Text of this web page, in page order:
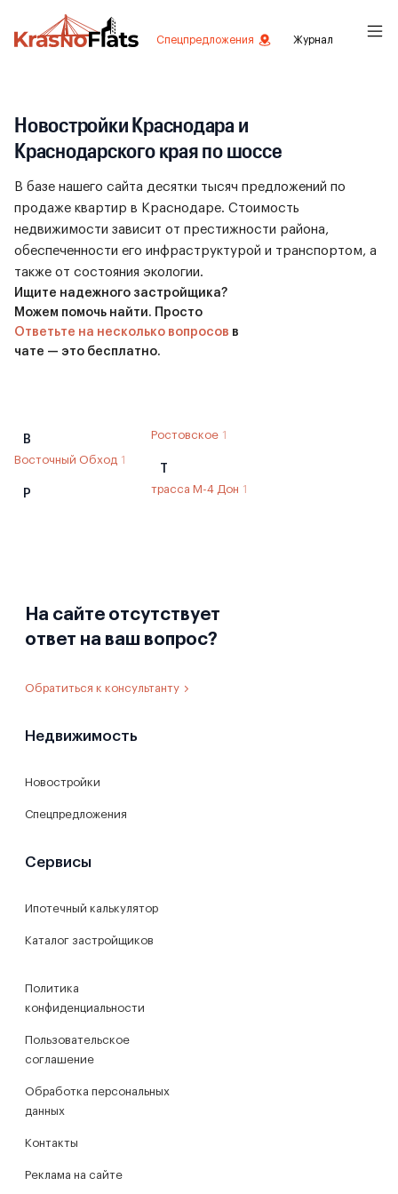
Спецпредложения Журнал
Новостройки Краснодара и
Краснодарского края по шоссе
В базе нашего сайта десятки тысяч предложений по
продаже квартир в Краснодаре. Стоимость
недвижимости зависит от престижности района,
обеспеченности его инфраструктурой и транспортом, а
также от состояния экологии.
Ищите надежного застройщика?
Можем помочь найти. Просто
Ответьте на несколько вопросов в
чате — это бесплатно.
В
Восточный Обход 1
Р
Ростовское 1
трасса М-4 Дон 1
На сайте отсутствует
ответ на ваш вопрос?
Обратиться к консультанту
Недвижимость
Новостройки
Спецпредложения
Сервисы
Ипотечный калькулятор
Каталог застройщиков
Политика
конфиденциальности
Пользовательское
соглашение
Обработка персональных
данных
Контакты
Реклама на сайте